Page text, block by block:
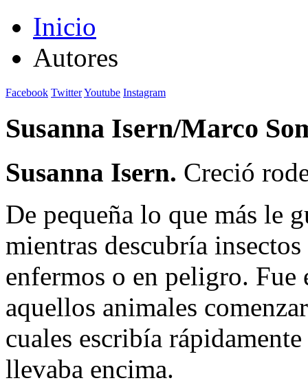
Inicio
Autores
Facebook TwitterYoutube Instagram
Susanna Isern/Marco
Susanna Isern. Creció
De pequeña lo que más le
mientras descubría
enfermos o en peligro. Fue
aquellos animales
cuales escribía
llevaba encima.